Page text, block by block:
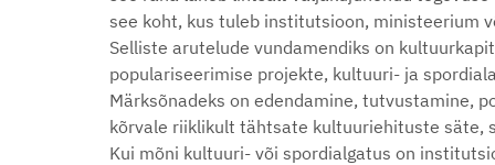
see koht, kus tuleb institutsioon, ministeerium
Selliste arutelude vundamendiks on
populariseerimise projekte, kultuuri- ja
Märksõnadeks on edendamine, tutvustamine,
kõrvale riiklikult tähtsate kultuuriehituste säte,
Kui mõni kultuuri- või spordialgatus on